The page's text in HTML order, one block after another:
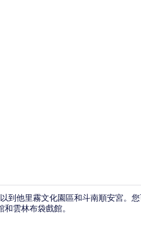
到他里霧文化園區和斗南順安宮。
雲林布袋戲館。